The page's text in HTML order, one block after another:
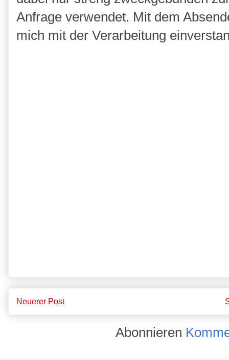
Anfrage verwendet. Mit dem
mich mit der Verarbeitung
Neuerer Post
Abonnieren